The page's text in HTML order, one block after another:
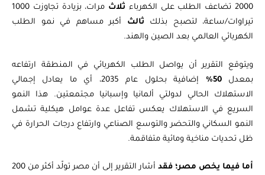
2000 تضاعف الطلب على الكهرباء
ثلاث
مرات، بزيادة تجاوزت 1000
تيراوات/ساعة، لتصبح بذلك ثالثأكبر مساهم في نمو الطلب
الكهربائي العالمي بعد الصين والهند.
ويتوقع التقرير أن يواصل الطلب الكهربائي في المنطقة ارتفاعه
بمعدل
50%
إضافية بحلول عام 2035، أي ما يعادل إجمالي
الاستهلاك الحالي لدولتي ألمانيا وإسبانيا مجتمعتين. هذا النمو
السريع في الاستهلاك يعكس تفاعل عدة عوامل هيكلية تشمل
النمو السكاني والتحضر والتوسع الصناعي وارتفاع درجات الحرارة في
ظل تحديات مناخية ومائية متفاقمة.
أما فيما يخص مصر؛ فقد
أشار التقرير إلى أن مصر تولّد أكثر من 200